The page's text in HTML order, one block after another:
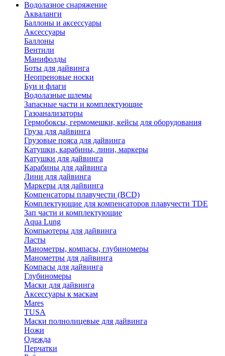
Водолазное снаряжение
Акваланги
Баллоны и аксессуары
Аксессуары
Баллоны
Вентили
Манифолды
Боты для дайвинга
Неопреновые носки
Буи и флаги
Водолазные шлемы
Запасные части и комплектующие
Газоанализаторы
Гермобоксы, гермомешки, кейсы для оборудования
Груза для дайвинга
Грузовые пояса для дайвинга
Катушки, карабины, лини, маркеры
Катушки для дайвинга
Карабины для дайвинга
Лини для дайвинга
Маркеры для дайвинга
Компенсаторы плавучести (BCD)
Комплектующие для компенсаторов плавучести TDE
Зап части и комплектующие
Aqua Lung
Компьютеры для дайвинга
Ласты
Манометры, компасы, глубиномеры
Манометры для дайвинга
Компасы для дайвинга
Глубиномеры
Маски для дайвинга
Аксессуары к маскам
Mares
TUSA
Маски полнолицевые для дайвинга
Ножи
Одежда
Перчатки